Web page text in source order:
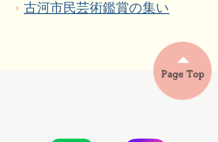
古河市民芸術鑑賞の集い